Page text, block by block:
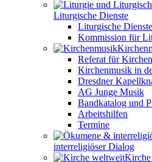
Liturgische Dienste
Liturgische Dienste
Kommission für
Referat für
Kirchenmusik in
Dresdner
AG Junge Musik
Bandkatalog und
Arbeitshilfen
Termine
interreligiöser Dialog